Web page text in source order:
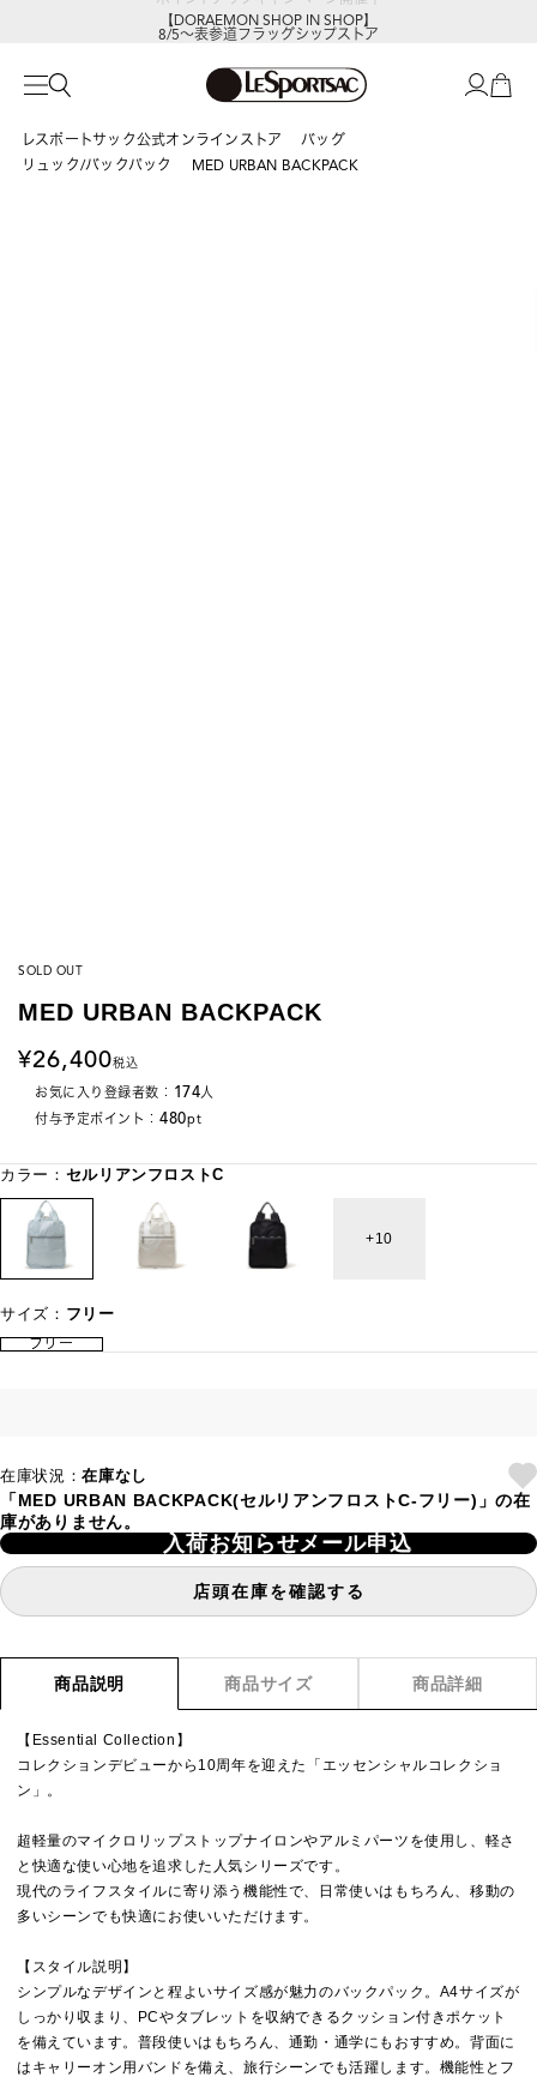
【DORAEMON SHOP IN SHOP】
8/5～表参道フラッグシップストア
レスポートサック公式オンラインストア
バッグ
リュック/バックパック
MED URBAN BACKPACK
SOLD OUT
MED URBAN BACKPACK
26,400税込
お気に入り登録者数： 174人
付与予定ポイント： 480pt
カラー： セルリアンフロストC
10
サイズ： フリー
フリー
在庫状況：在庫なし
「MED URBAN BACKPACK(セルリアンフロストC-フリー)」の在
庫がありません。
入荷お知らせメール申込
店頭在庫を確認する
商品説明 商品サイズ 商品詳細
【Essential Collection】
コレクションデビューから10周年を迎えた「エッセンシャルコレクショ
ン」。
超軽量のマイクロリップストップナイロンやアルミパーツを使用し、軽さ
と快適な使い心地を追求した人気シリーズです。
現代のライフスタイルに寄り添う機能性で、日常使いはもちろん、移動の
多いシーンでも快適にお使いいただけます。
【スタイル説明】
シンプルなデザインと程よいサイズ感が魅力のバックパック。A4サイズが
しっかり収まり、PCやタブレットを収納できるクッション付きポケット
を備えています。普段使いはもちろん、通勤・通学にもおすすめ。背面に
はキャリーオン用バンドを備え、旅行シーンでも活躍します。機能性とフ